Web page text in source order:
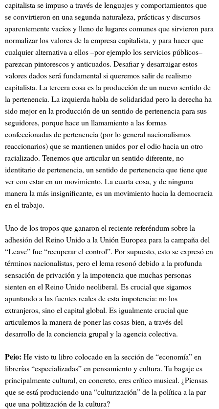
capitalista se impuso a través de lenguajes y comportamientos que
se convirtieron en una segunda naturaleza, prácticas y discursos
aparentemente vacíos y lleno de lugares comunes que sirvieron para
normalizar los valores de la empresa capitalista, y para hacer que
cualquier alternativa a ellos –por ejemplo los servicios públicos–
parezcan pintorescos y anticuados. Desafiar y desarraigar estos
valores dados será fundamental si queremos salir de realismo
capitalista. La tercera cosa es la producción de un nuevo sentido de
la pertenencia. La izquierda habla de solidaridad pero la derecha ha
sido mejor en la producción de un sentido de pertenencia para sus
seguidores, porque hace un llamamiento a las formas
confeccionadas de pertenencia (por lo general nacionalismos
reaccionarios) que se mantienen unidos por el odio hacia un otro
racializado. Tenemos que articular un sentido diferente, no
identitario de pertenencia, un sentido de pertenencia que tiene que
ver con estar en un movimiento. La cuarta cosa, y de ninguna
manera la más insignificante, es un movimiento hacia la democracia
en el trabajo.
Uno de los tropos que ganaron el reciente referéndum sobre la
adhesión del Reino Unido a la Unión Europea para la campaña del
“Leave” fue “recuperar el control”. Por supuesto, esto se expresó en
términos nacionalistas, pero el lema resonó debido a la profunda
sensación de privación y la impotencia que muchas personas
sienten en el Reino Unido neoliberal. Es crucial que sigamos
apuntando a las fuentes reales de esta impotencia: no los
extranjeros, sino el capital global. Es igualmente crucial que
articulemos la manera de poner las cosas bien, a través del
desarrollo de la conciencia grupal y la agencia colectiva.
Peio: He visto tu libro colocado en la sección de “economía” en
librerías “especializadas” en pensamiento y cultura. Tu bagajees
principalmente cultural, en concreto, eres crítico musical. ¿Piensas
que se está produciendo una “culturización” de la política a la par
que una politización de la cultura?